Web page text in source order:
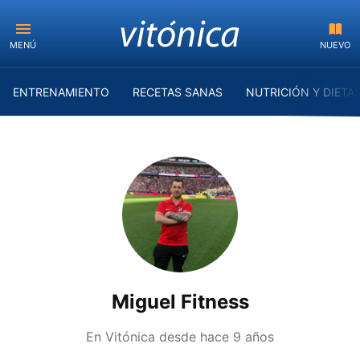
MENÚ NUEVO
ENTRENAMIENTO RECETAS SANAS NUTRICIÓN Y
Miguel Fitness
En Vitónica desde hace 9 años